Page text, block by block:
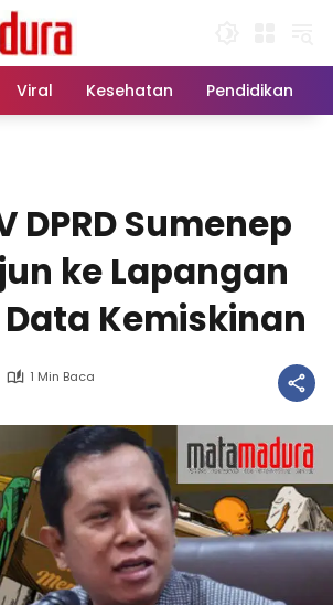
Viral Kesehatan Pendidikan
DPRD Sumenep
ke Lapangan
Kemiskinan
1 Min Baca